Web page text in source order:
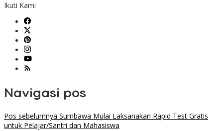
Ikuti Kami
Navigasi pos
Pos sebelumnya Sumbawa Mulai Laksanakan Rapid Test Gratis
untuk Pelajar/Santri dan Mahasiswa